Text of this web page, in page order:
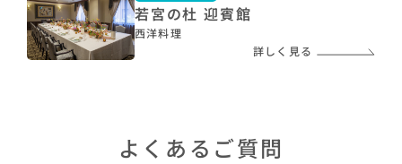
若宮の杜 迎賓館
西洋料理
詳しく見る
よくあるご質問